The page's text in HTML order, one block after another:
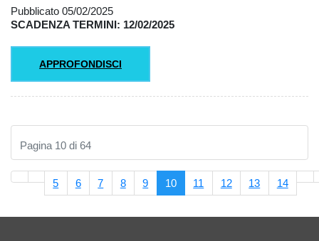
Pubblicato 05/02/2025
SCADENZA TERMINI: 12/02/2025
APPROFONDISCI
Pagina 10 di 64
5 6 7 8 9 10 11 12 13 14